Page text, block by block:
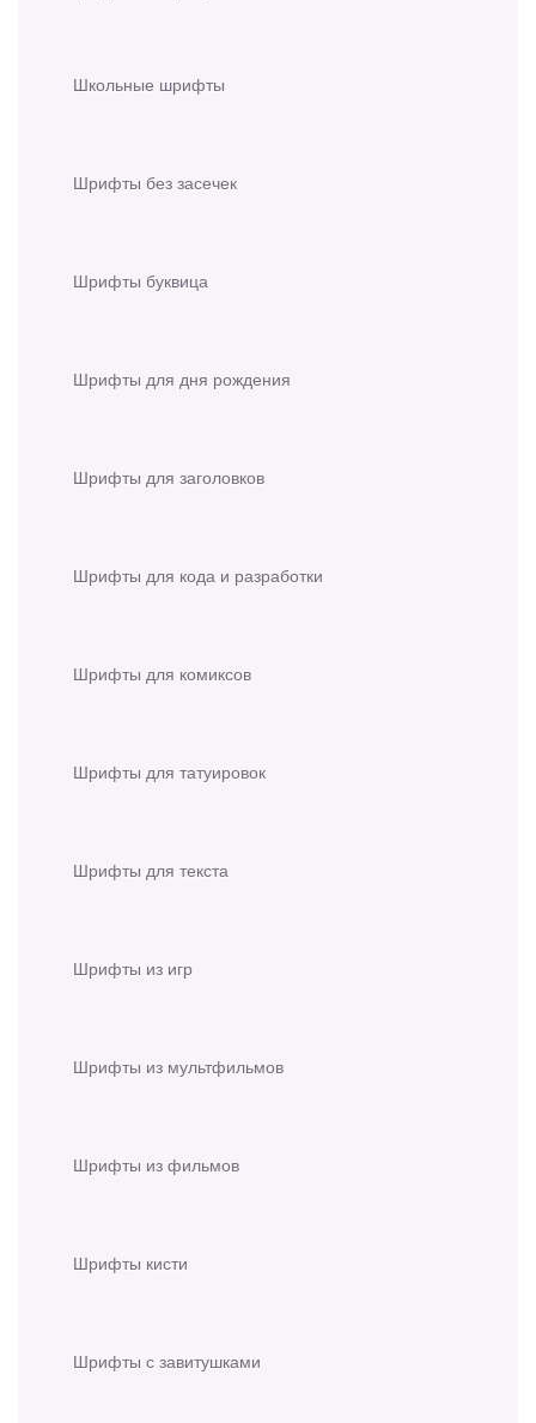
Школьные шрифты
Шрифты без засечек
Шрифты буквица
Шрифты для дня рождения
Шрифты для заголовков
Шрифты для кода и разработки
Шрифты для комиксов
Шрифты для татуировок
Шрифты для текста
Шрифты из игр
Шрифты из мультфильмов
Шрифты из фильмов
Шрифты кисти
Шрифты с завитушками